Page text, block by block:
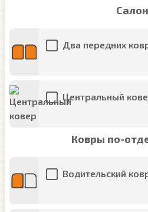
Салон
Два передних
Центральный
Ковры по-
Водительский